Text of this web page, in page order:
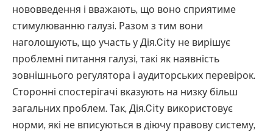
нововведення і вважають, що воно сприятиме
стимулюванню галузі. Разом з тим вони
наголошують, що участь у Дія.City не вирішує
проблемні питання галузі, такі як наявність
зовнішнього регулятора і аудиторських перевірок.
Сторонні спостерігачі вказують на низку більш
загальних проблем. Так, Дія.City використовує
норми, які не вписуються в діючу правову систему,